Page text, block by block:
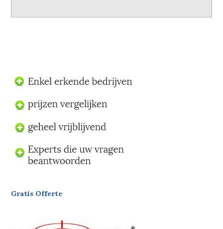
Gratis Offerte